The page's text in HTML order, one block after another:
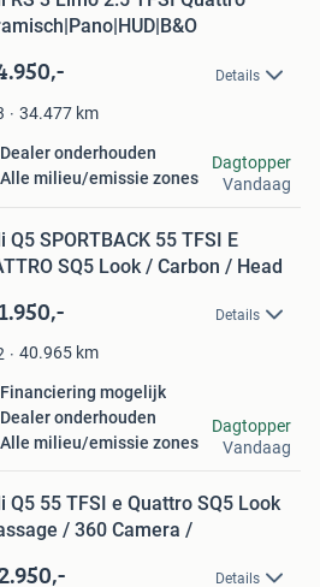
Details
34.477 km
Dealer onderhouden
Alle milieu/emissie zones
Dagtopper
Vandaag
Q5 SPORTBACK 55 TFSI E
SQ5 Look / Carbon / Head
Details
40.965 km
Financiering mogelijk
Dealer onderhouden
Alle milieu/emissie zones
Dagtopper
Vandaag
Q5 55 TFSI e Quattro SQ5 Look
/ 360 Camera /
Details